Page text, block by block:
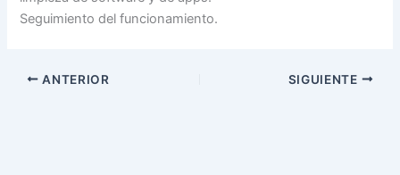
Seguimiento del funcionamiento.
ANTERIOR SIGUIENTE